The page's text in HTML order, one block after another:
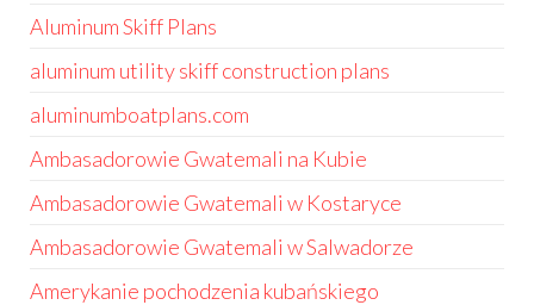
Aluminum Skiff Plans
aluminum utility skiff construction plans
aluminumboatplans.com
Ambasadorowie Gwatemali na Kubie
Ambasadorowie Gwatemali w Kostaryce
Ambasadorowie Gwatemali w Salwadorze
Amerykanie pochodzenia kubańskiego